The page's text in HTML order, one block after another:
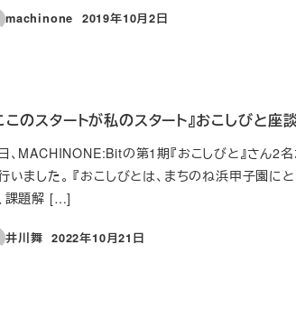
machinone
投稿日
2019年10月2日
このスタートが私のスタート』おこしびと座
、MACHINONE:Bitの第1期『おこしびと』さん2
いました。 『おこしびとは、まちのね浜甲子園
課題解 […]
井川舞
投稿日
2022年10月21日